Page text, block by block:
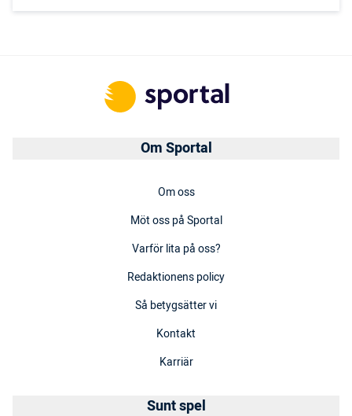
Om Sportal
Om oss
Möt oss på Sportal
Varför lita på oss?
Redaktionens policy
Så betygsätter vi
Kontakt
Karriär
Sunt spel